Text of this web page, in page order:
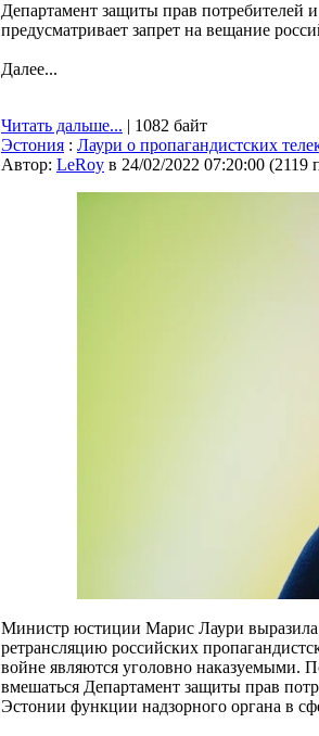
Департамент защиты прав потребителей
предусматривает запрет на вещание
Далее...
Читать дальше... | 1082 байт
Эстония : Лаури о пропагандистских
Автор: LeRoy в 24/02/2022 07:20:00 (2119
Министр юстиции Марис Лаури
ретрансляцию российских
войне являются уголовно наказуемыми.
вмешаться Департамент защиты прав
Эстонии функции надзорного органа в